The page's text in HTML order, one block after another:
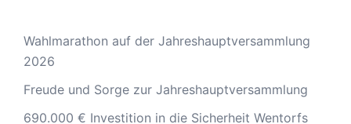
Wahlmarathon auf der Jahreshauptversammlung
2026
Freude und Sorge zur Jahreshauptversammlung
690.000 € Investition in die Sicherheit Wentorfs